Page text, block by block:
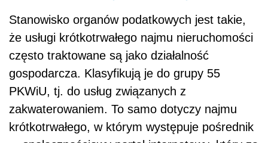
Stanowisko organów podatkowych jest takie,
że usługi krótkotrwałego najmu nieruchomości
często traktowane są jako działalność
gospodarcza. Klasyfikują je do grupy 55
PKWiU, tj. do usług związanych z
zakwaterowaniem. To samo dotyczy najmu
krótkotrwałego, w którym występuje pośrednik